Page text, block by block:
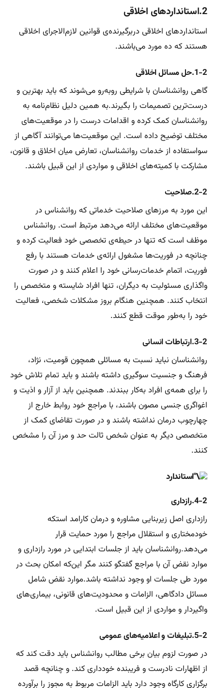
2.استانداردهای اخلاقی
استانداردهای اخلاقی دربرگیرنده‌ی قوانین لازم‌الاجرای اخلاقی
هستند که ده مورد می‌باشند.
1-2.حل مسائل اخلاقی
گاهی روانشناسان با شرایطی رو‌به‌رو می‌شوند که باید بهترین و
درست‌ترین تصمیمات را بگیرند.به همین دلیل نظام‌نامه به
روانشناسان کمک کرده و اقدامات درست را در موقعیت‌های
مختلف توضیح داده است. این موقعیت‌ها می‌توانند آگاهی از
سواستفاده‌ از خدمات روانشناسان، تعارض میان اخلاق و قانون،
مشارکت با کمیته‌های اخلاقی و مواردی از این قبیل باشند.
2-2.صلاحیت
این مورد به مرزهای صلاحیت خدماتی که روانشناس در
موقعیت‌های مختلف ارائه می‌دهد مرتبط است. روانشناس
موظف است که تنها در حیطه‌ی تخصصی خود فعالیت کرده و
چنانچه در فوریت‌‌ها مشغول ارائه‌ی خدمات هستند با رفع
فوریت، اتمام خدمات‌رسانی خود را اعلام کنند و در صورت
واگذاری مسئولیت به دیگران، تنها افراد شایسته و متخصص را
انتخاب کنند. همچنین هنگام بروز مشکلات شخصی، فعالیت
خود را به‌طور موقت قطع کنند.
3-2.ارتباطات انسانی
روانشناسان نباید نسبت به مسائلی همچون قومیت، نژاد،
فرهنگ و جنسیت سوگیری داشته باشند و باید تمام تلاش خود
را برای همه‌ی افراد به‌کار ببندند. همچنین باید از آزار و اذیت و
اغواگری جنسی مصون باشند، با مراجع خود روابط خارج از
چهارچوب درمان نداشته باشند و در صورت تقاضای کمک از
متخصصی دیگر به عنوان شخص ثالت حد و مرز آن را مشخص
کنند.
4-2.رازداری
رازداری اصل زیربنایی مشاوره و درمان کارامد استکه
خودمختاری و استقلال مراجع را مورد حمایت قرار
می‌دهد.روانشناسان باید از جلسات ابتدایی در مورد رازداری و
موارد نقض آن با مراجع گفتگو کنند مگر این‌که امکان بحث در
مورد طی جلسات او وجود نداشته باشد.موارد نقض شامل
مسائل دادگاهی، الزامات و محدودیت‌های قانونی، بیماری‌های
واگیردار و مواردی از این قبیل است.
5-2.تبلیغات و اعلامیه‌های عمومی
در صورت لزوم بیان برخی مطالب روانشناس باید دقت کند که
از اظهارات نادرست و فریبنده خودداری کند. و چنانچه قصد
برگزاری کارگاه وجود دارد باید الزامات مربوط به مجوز را برآورده